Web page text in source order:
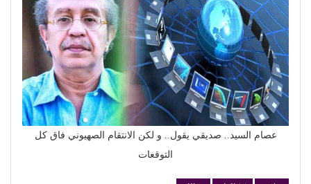
عصام السيد.. صديقي يقول.. و لكن الانتقام الصهيوني فاق كل
التوقعات